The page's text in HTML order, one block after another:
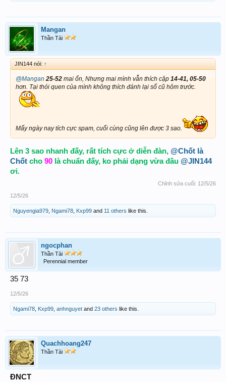
Mangan
Thần Tài
JIN144 nói: ↑
@Mangan 25-52 mai ổn, Nhưng mai mình vẫn thích cặp 14-41, 05-50
hơn. Tại thói quen của mình không thích đánh lại số cũ hôm trước.
Mấy ngày nay tích cực spam, cuối cùng cũng lên được 3 sao.
Lên 3 sao nhanh đấy, rất tích cực ở diễn đàn, @Chốt là
Chốt cho 90 là chuẩn đấy, ko phải dạng vừa đâu @JIN144
ơi.
Chỉnh sửa cuối: 12/5/26
12/5/26
Nguyengia979 Ngami78 Kxp99 and 11 others like this.
ngocphan
Thần Tài
Perennial member
35 73
12/5/26
Ngami78 Kxp99 anhnguyet and 23 others like this.
Quachhoang247
Thần Tài
ĐNCT